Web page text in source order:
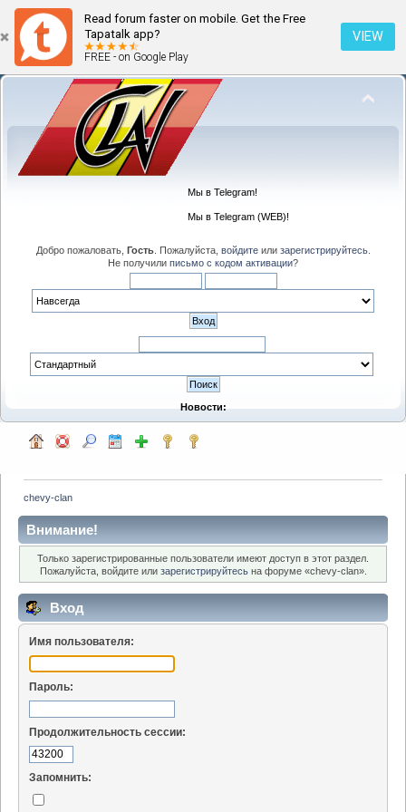
Read forum faster on mobile. Get the Free
Tapatalk app?
FREE - on Google Play
VIEW
Мы в Telegram!
Мы в Telegram (WEB)!
Добро пожаловать, Гость. Пожалуйста, войдитеили зарегистрируйтесь.
Не получили письмо с кодом активации?
Новости:
chevy-clan
Внимание!
Только зарегистрированные пользователи имеют доступ в этот раздел.
Пожалуйста, войдите или зарегистрируйтесьна форуме «chevy-clan».
Вход
Имя пользователя:
Пароль:
Продолжительность сессии:
Запомнить: